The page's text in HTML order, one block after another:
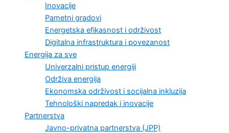
Inovacije
Pametni gradovi
Energetska efikasnost i održivost
Digitalna infrastruktura i povezanost
Energija za sve
Univerzalni pristup energiji
Održiva energija
Ekonomska održivost i socijalna inkluzija
Tehnološki napredak i inovacije
Partnerstva
Javno-privatna partnerstva (JPP)